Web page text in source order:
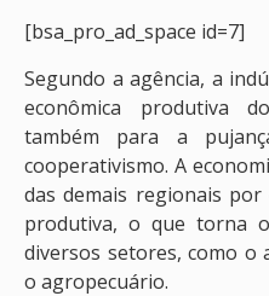
[bsa_pro_ad_space id=7]
Segundo a agência, a
econômica produtiva
também para a
cooperativismo. A
das demais regionais por
produtiva, o que torna
diversos setores, como o
o agropecuário.